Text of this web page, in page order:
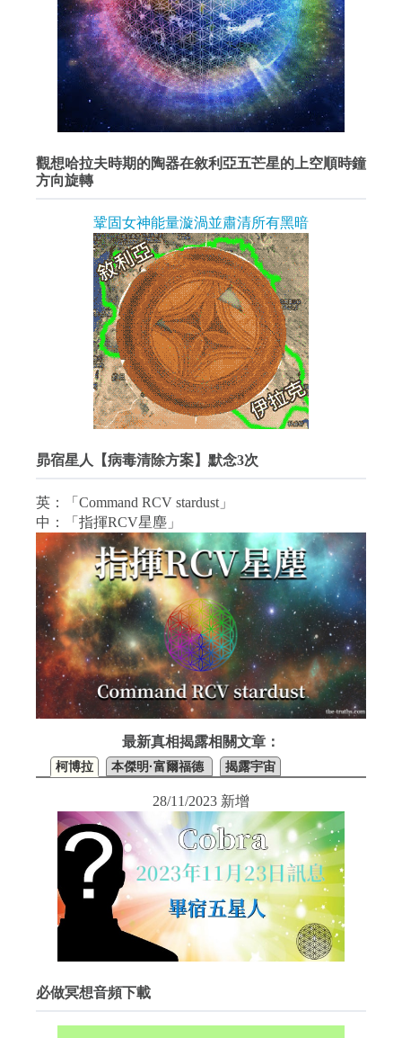
觀想哈拉夫時期的陶器在敘利亞五芒星的上空順時鐘
方向旋轉
鞏固女神能量漩渦並肅清所有黑暗
昴宿星人【病毒清除方案】默念3次
英：「Command RCV stardust」
中：「指揮RCV星塵」
最新真相揭露相關文章：
柯博拉 本傑明·富爾福德 揭露宇宙
28/11/2023 新增
必做冥想音頻下載